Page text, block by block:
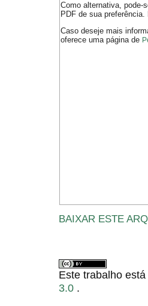
Como alternativa, pode-
PDF de sua
Caso deseje mais
oferece uma página de
BAIXAR ESTE
Este trabalho
3.0 .